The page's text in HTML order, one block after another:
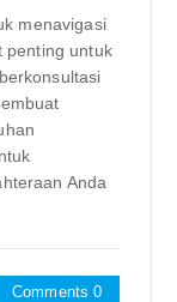
menavigasi
penting untuk
Anda
Comments 0